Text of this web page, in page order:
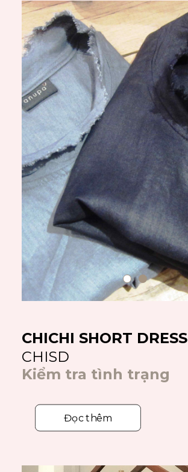
CHICHI SHORT DRESS
CHISD
Kiểm tra tình trạng
Đọc thêm